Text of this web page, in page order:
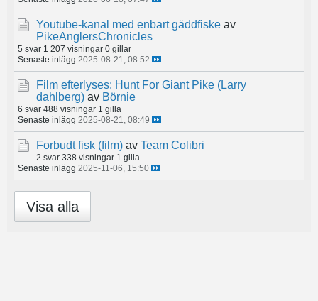
Youtube-kanal med enbart gäddfiske av
PikeAnglersChronicles
5 svar 1 207 visningar 0 gillar
Senaste inlägg 2025-08-21, 08:52
Film efterlyses: Hunt For Giant Pike (Larry
dahlberg) av Börnie
6 svar 488 visningar 1 gilla
Senaste inlägg 2025-08-21, 08:49
Forbudt fisk (film) av Team Colibri
2 svar 338 visningar 1 gilla
Senaste inlägg 2025-11-06, 15:50
Visa alla